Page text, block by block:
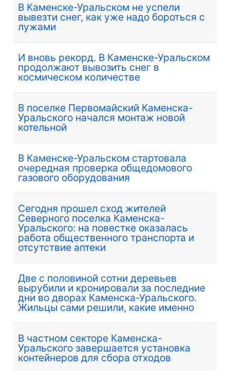
В Каменске-Уральском не успели
вывезти снег, как уже надо бороться с
лужами
И вновь рекорд. В Каменске-Уральском
продолжают вывозить снег в
космическом количестве
В поселке Первомайский Каменска-
Уральского начался монтаж новой
котельной
В Каменске-Уральском стартовала
очередная проверка общедомового
газового оборудования
Сегодня прошел сход жителей
Северного поселка Каменска-
Уральского: на повестке оказалась
работа общественного транспорта и
отсутствие аптеки
Две с половиной сотни деревьев
вырубили и кронировали за последние
дни во дворах Каменска-Уральского.
Жильцы сами решили, какие именно
В частном секторе Каменска-
Уральского завершается установка
контейнеров для сбора отходов